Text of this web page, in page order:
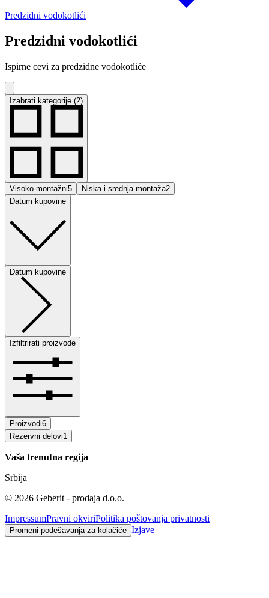
Predzidni vodokotlići
Predzidni vodokotlići
Ispirne cevi za predzidne vodokotliće
Izabrati kategorije (2)
Visoko montažni5 Niska i srednja montaža2
Datum kupovine
Datum kupovine
Izfiltrirati proizvode
Proizvodi6
Rezervni delovi1
Vaša trenutna regija
Srbija
© 2026 Geberit - prodaja d.o.o.
ImpressumPravni okviriPolitika poštovanja privatnosti
Promeni podešavanja za kolačiće Izjave